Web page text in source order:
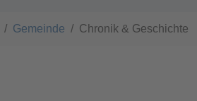
Gemeinde Chronik & Geschichte